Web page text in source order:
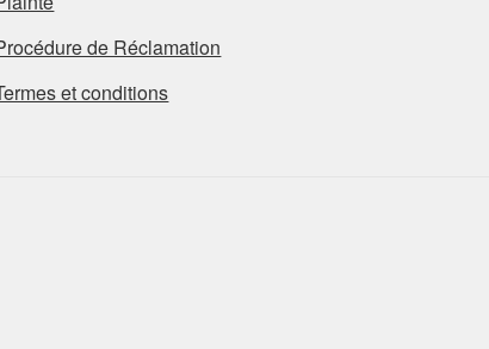
de Réclamation
et conditions